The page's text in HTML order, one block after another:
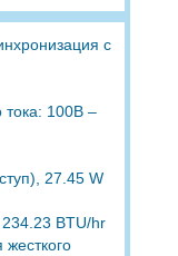
с
100В –
27.45 W
BTU/hr